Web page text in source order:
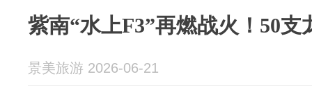
紫南“水上F3”再燃战火！50支
景美旅游 2026-06-21